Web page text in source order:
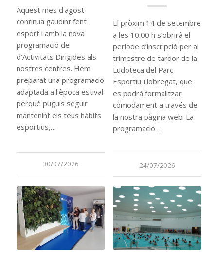
Aquest mes d'agost
continua gaudint fent
esport i amb la nova
programació de
d’Activitats Dirigides als
nostres centres. Hem
preparat una programació
adaptada a l'època estival
perquè puguis seguir
mantenint els teus hàbits
esportius,…
30/07/2026
El pròxim 14 de setembre
a les 10.00 h s’obrirà el
període d’inscripció per al
trimestre de tardor de la
Ludoteca del Parc
Esportiu Llobregat, que
es podrà formalitzar
còmodament a través de
la nostra pàgina web. La
programació…
24/07/2026